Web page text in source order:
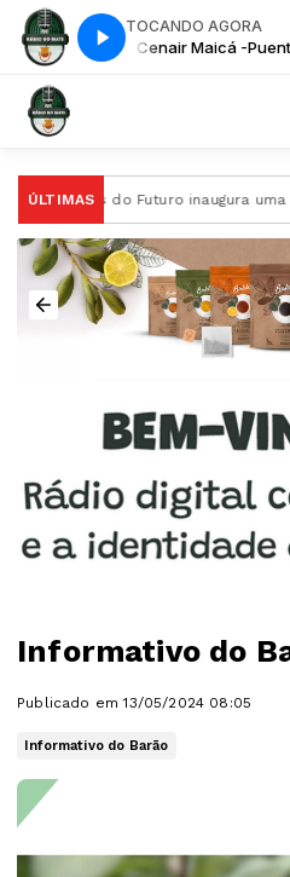
TOCANDO AGORA
Cenair Maicá -Puente
ÚLTIMAS
A Ervais do Futuro inaugura uma
Informativo do
Publicado em 13/05/2024 08:05
Informativo do Barão